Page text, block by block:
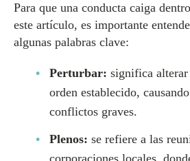
Para que una conducta caiga
este artículo, es importante
algunas palabras clave:
Perturbar: significa
orden establecido,
conflictos graves.
Plenos: se refiere a las
corporaciones locales,